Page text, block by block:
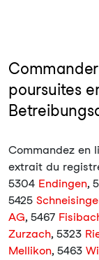
poursuites
Commandez en
extrait du
5304 Endingen,
5425
AG, 5467
Zurzach, 5323
Mellikon, 5463